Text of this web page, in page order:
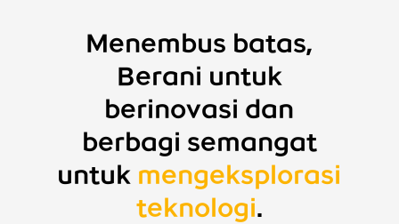
Menembus batas,
Berani untuk
berinovasi dan
berbagi semangat
untuk mengeksplorasi
teknologi.